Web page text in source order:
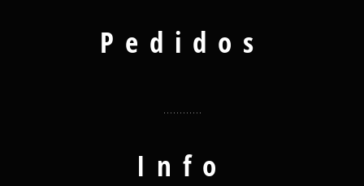
Pedidos
Info